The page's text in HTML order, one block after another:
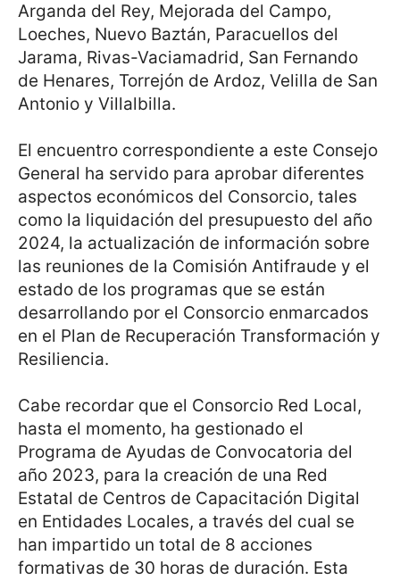
Arganda del Rey, Mejorada del Campo,
Loeches, Nuevo Baztán, Paracuellos del
Jarama, Rivas-Vaciamadrid, San Fernando
de Henares, Torrejón de Ardoz, Velilla de San
Antonio y Villalbilla.
El encuentro correspondiente a este Consejo
General ha servido para aprobar diferentes
aspectos económicos del Consorcio, tales
como la liquidación del presupuesto del año
2024, la actualización de información sobre
las reuniones de la Comisión Antifraude y el
estado de los programas que se están
desarrollando por el Consorcio enmarcados
en el Plan de Recuperación Transformación y
Resiliencia.
Cabe recordar que el Consorcio Red Local,
hasta el momento, ha gestionado el
Programa de Ayudas de Convocatoria del
año 2023, para la creación de una Red
Estatal de Centros de Capacitación Digital
en Entidades Locales, a través del cual se
han impartido un total de 8 acciones
formativas de 30 horas de duración. Esta